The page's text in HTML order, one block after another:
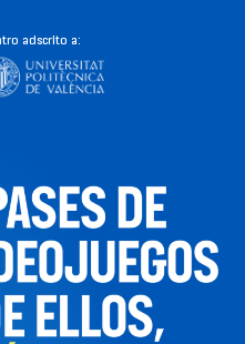
adscrito a: